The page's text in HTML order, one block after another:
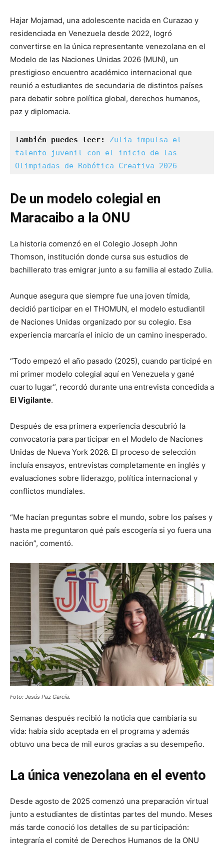
Hajar Mojamad, una adolescente nacida en Curazao y
residenciada en Venezuela desde 2022, logró
convertirse en la única representante venezolana en el
Modelo de las Naciones Unidas 2026 (MUN), un
prestigioso encuentro académico internacional que
reunió a estudiantes de secundaria de distintos países
para debatir sobre política global, derechos humanos,
paz y diplomacia.
También puedes leer:
Zulia impulsa el
talento juvenil con el inicio de las
Olimpiadas de Robótica Creativa 2026
De un modelo colegial en
Maracaibo a la ONU
La historia comenzó en el Colegio Joseph John
Thomson, institución donde cursa sus estudios de
bachillerato tras emigrar junto a su familia al estado Zulia.
Aunque asegura que siempre fue una joven tímida,
decidió participar en el THOMUN, el modelo estudiantil
de Naciones Unidas organizado por su colegio. Esa
experiencia marcaría el inicio de un camino inesperado.
“Todo empezó el año pasado (2025), cuando participé en
mi primer modelo colegial aquí en Venezuela y gané
cuarto lugar”, recordó durante una entrevista concedida a
El Vigilante.
Después de esa primera experiencia descubrió la
convocatoria para participar en el Modelo de Naciones
Unidas de Nueva York 2026. El proceso de selección
incluía ensayos, entrevistas completamente en inglés y
evaluaciones sobre liderazgo, política internacional y
conflictos mundiales.
“Me hacían preguntas sobre el mundo, sobre los países y
hasta me preguntaron qué país escogería si yo fuera una
nación”, comentó.
Foto: Jesús Paz García.
Semanas después recibió la noticia que cambiaría su
vida: había sido aceptada en el programa y además
obtuvo una beca de mil euros gracias a su desempeño.
La única venezolana en el evento
Desde agosto de 2025 comenzó una preparación virtual
junto a estudiantes de distintas partes del mundo. Meses
más tarde conoció los detalles de su participación:
integraría el comité de Derechos Humanos de la ONU